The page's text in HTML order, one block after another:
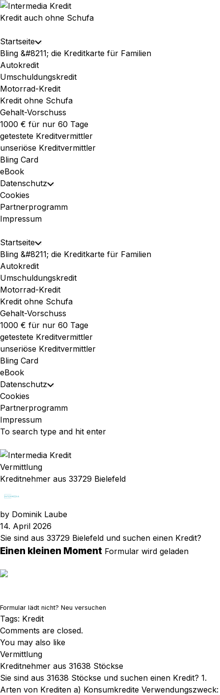
Skip
to
Kredit auch ohne Schufa
Expand
Menu
Startseite Toggle
Child
Menu
Bling &#8211; die Kreditkarte für Familien
Autokredit
Umschuldungskredit
Motorrad-Kredit
Kredit ohne Schufa
Gehalt-Vorschuss
1000 € für nur 60 Tage
getestete Kreditvermittler
unseriöse Kreditvermittler
Bling Card
eBook
Datenschutz Toggle
Menu
Cookies
Partnerprogramm
Impressum
Expand
Menu
Startseite Toggle
Child
Menu
Bling &#8211; die Kreditkarte für Familien
Autokredit
Umschuldungskredit
Motorrad-Kredit
Kredit ohne Schufa
Gehalt-Vorschuss
1000 € für nur 60 Tage
getestete Kreditvermittler
unseriöse Kreditvermittler
Bling Card
eBook
Datenschutz Toggle
Menu
Cookies
Partnerprogramm
Impressum
Vermittlung
Kreditnehmer aus 33729 Bielefeld
by Dominik Laube
14. April 2026
Sie sind aus 33729 Bielefeld und suchen einen Kredit?
Einen kleinen Moment Formular wird geladen
Formular lädt nicht? Neu versuchen
Tags: Kredit
Comments are closed.
You may also like
Vermittlung
Kreditnehmer aus 31638 Stöckse
Sie sind aus 31638 Stöckse und suchen einen Kredit? 1.
Arten von Krediten a) Konsumkredite Verwendungszweck: